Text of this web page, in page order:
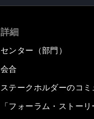
詳細
センター（部門）
会合
ステークホルダーのコミ
「フォーラム・ストーリ